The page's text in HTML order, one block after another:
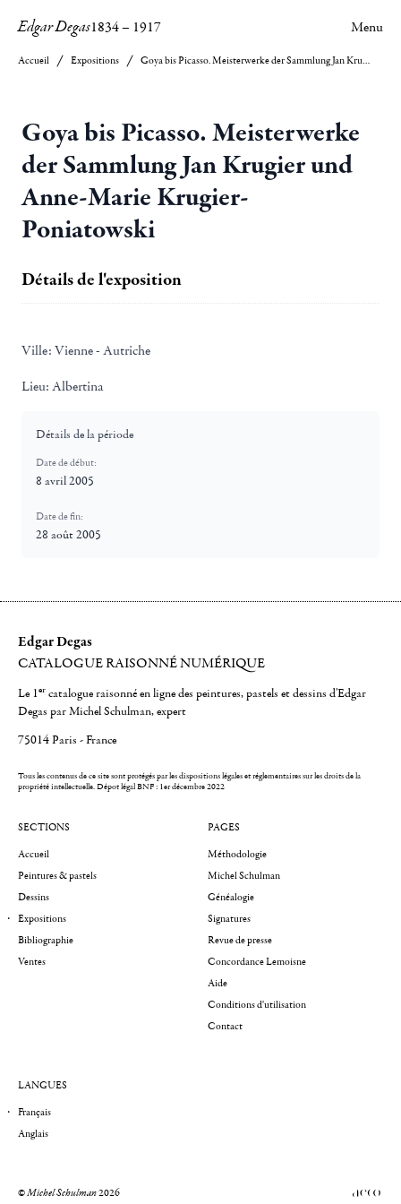
Edgar Degas1834– 1917 Menu
Accueil Expositions Goya bis Picasso. Meisterwerke der Sammlung Jan Krugier und Anne-Marie Krugier-Poniatowski
Goya bis Picasso. Meisterwerke
der Sammlung Jan Krugier und
Anne-Marie Krugier-
Poniatowski
Détails de l'exposition
Ville: Vienne - Autriche
Lieu: Albertina
Détails de la période
Date de début:
8 avril 2005
Date de fin:
28 août 2005
Edgar Degas
CATALOGUE RAISONNÉ NUMÉRIQUE
Le 1er catalogue raisonné en ligne des peintures, pastels et dessins d'Edgar
Degas par Michel Schulman, expert
75014 Paris - France
Tous les contenus de ce site sont protégés par les dispositions légales et réglementaires sur les droits de la
propriété intellectuelle.Dépot légal BNF : 1er décembre 2022
SECTIONS
Accueil
Peintures & pastels
Dessins
Expositions
Bibliographie
Ventes
PAGES
Méthodologie
Michel Schulman
Généalogie
Signatures
Revue de presse
Concordance Lemoisne
Aide
Conditions d'utilisation
Contact
LANGUES
Français
Anglais
©Michel Schulman2026